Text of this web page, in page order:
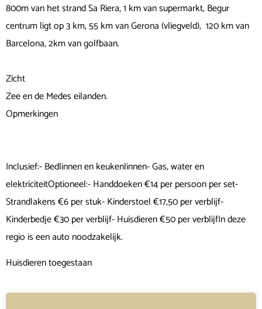
800m van het strand Sa Riera, 1 km van supermarkt, Begur
centrum ligt op 3 km, 55 km van Gerona (vliegveld), 120 km van
Barcelona, 2km van golfbaan.
Zicht
Zee en de Medes eilanden.
Opmerkingen
Inclusief:- Bedlinnen en keukenlinnen- Gas, water en
elektriciteitOptioneel:- Handdoeken €14 per persoon per set-
Strandlakens €6 per stuk- Kinderstoel €17,50 per verblijf-
Kinderbedje €30 per verblijf- Huisdieren €50 per verblijfIn deze
regio is een auto noodzakelijk.
Huisdieren toegestaan